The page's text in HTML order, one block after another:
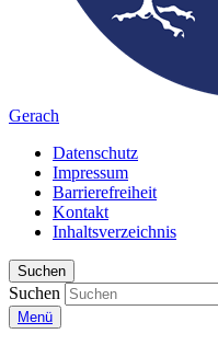
Gerach
Datenschutz
Impressum
Barrierefreiheit
Kontakt
Inhaltsverzeichnis
Suchen
Suchen
Menü